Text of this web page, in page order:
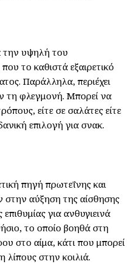
την υψηλή του
το καθιστά εξαιρετικό
Παράλληλα, περιέχει
τη φλεγμονή. Μπορεί να
είτε σε σαλάτες είτε
επιλογή για σνακ.
πηγή πρωτεΐνης και
αύξηση της αίσθησης
για ανθυγιεινά
το οποίο βοηθά στη
στο αίμα, κάτι που μπορεί
στην κοιλιά.